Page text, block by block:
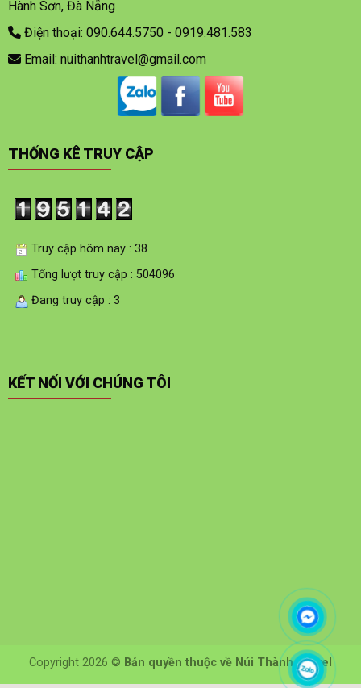
Hành Sơn, Đà Nẵng
Điện thoại: 090.644.5750 - 0919.481.583
Email: nuithanhtravel@gmail.com
THỐNG KÊ TRUY CẬP
Truy cập hôm nay : 38
Tổng lượt truy cập : 504096
Đang truy cập : 3
KẾT NỐI VỚI CHÚNG TÔI
Copyright 2026 © Bản quyền thuộc về Núi Thành Travel